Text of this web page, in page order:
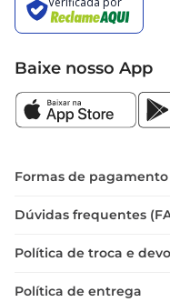
Baixe nosso App
Formas de pagamento
Dúvidas frequentes
Política de troca e
Política de entrega